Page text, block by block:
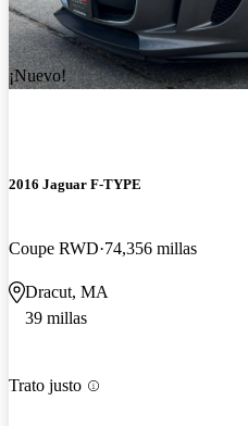
¡Nuevo!
2016 Jaguar F-TYPE
Coupe RWD 74,356 millas
Dracut, MA
39 millas
Trato justo